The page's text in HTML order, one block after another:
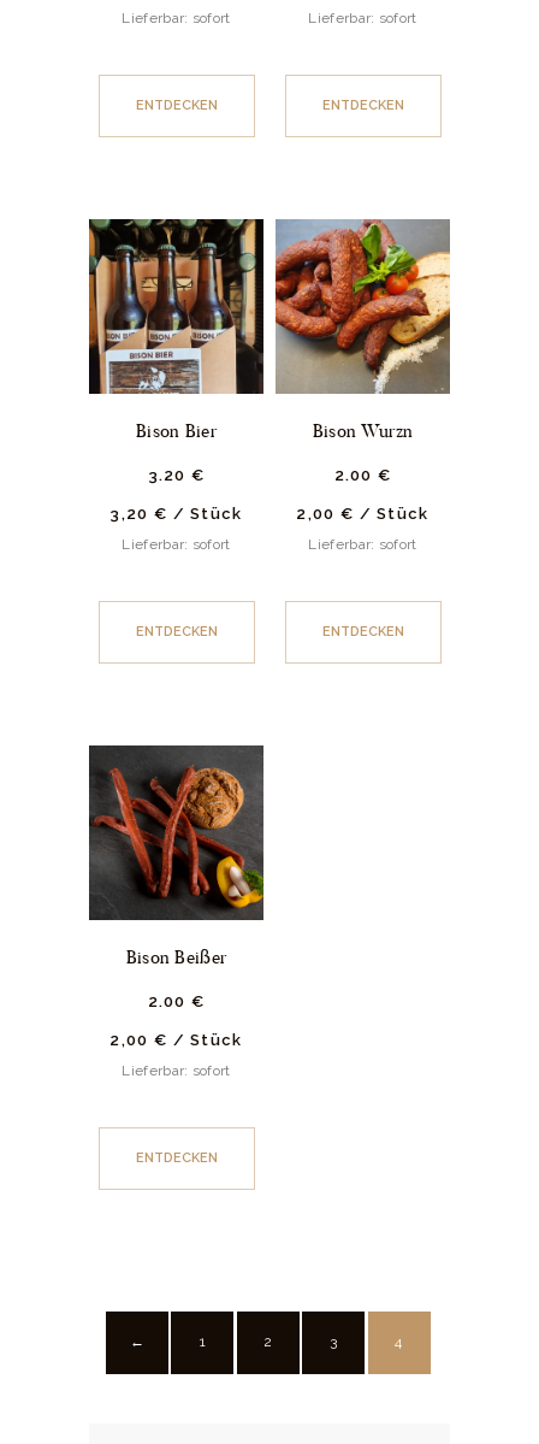
Lieferbar: sofort
ENTDECKEN
Lieferbar: sofort
ENTDECKEN
Bison Bier
3. 20 €
3,20 € /Stück
Lieferbar: sofort
ENTDECKEN
Bison Wurzn
2.00 €
2,00 € /Stück
Lieferbar: sofort
ENTDECKEN
Bison Beißer
2.00 €
2,00 € /Stück
Lieferbar: sofort
ENTDECKEN
← 1 2 3 4